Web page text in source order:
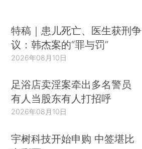
特稿｜患儿死亡、医生获刑争
议：韩杰案的“罪与罚”
2026年08月10日
足浴店卖淫案牵出多名警员
有人当股东有人打招呼
2026年08月10日
宇树科技开始申购 中签堪比